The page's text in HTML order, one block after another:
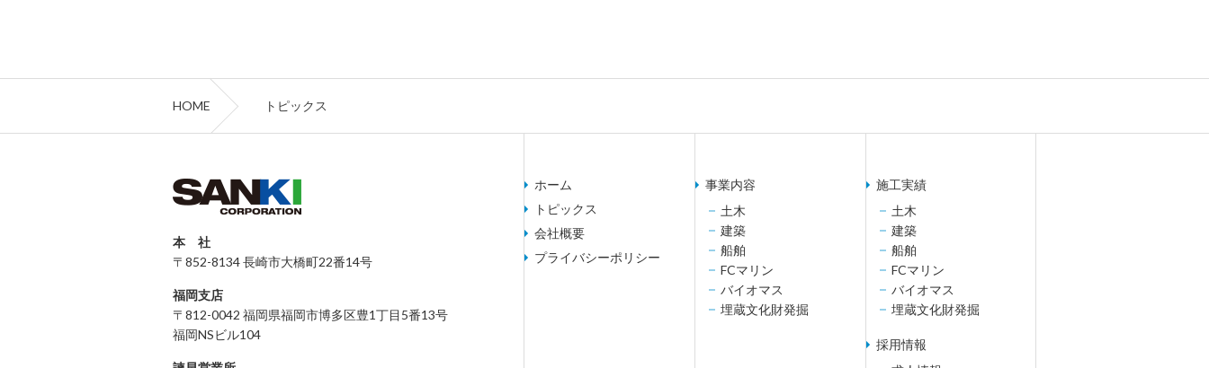
HOME トピックス
本 社
〒852-8134 長崎市大橋町22番14号
福岡支店
〒812-0042 福岡県福岡市博多区豊1丁目5番13号
福岡NSビル104
ホーム
トピックス
会社概要
プライバシーポリシー
事業内容
土木
建築
船舶
FCマリン
バイオマス
埋蔵文化財発掘
施工実績
土木
建築
船舶
FCマリン
バイオマス
埋蔵文化財発掘
採用情報